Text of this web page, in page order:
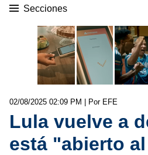
Secciones
02/08/2025 02:09 PM | Por EFE
Lula vuelve a
está "abierto